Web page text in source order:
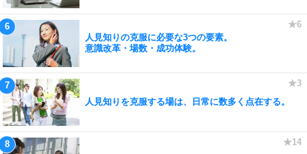
人見知りの克服に必要な3つの要素。
意識改革・場数・成功体験。
人見知りを克服する場は、日常に数多く点在する。